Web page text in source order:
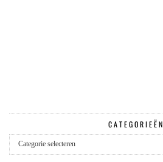
CATEGORIEËN
Categorieën